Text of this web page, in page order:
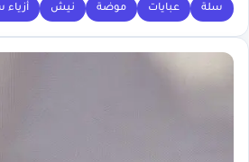
سلة عبايات موضة نيش